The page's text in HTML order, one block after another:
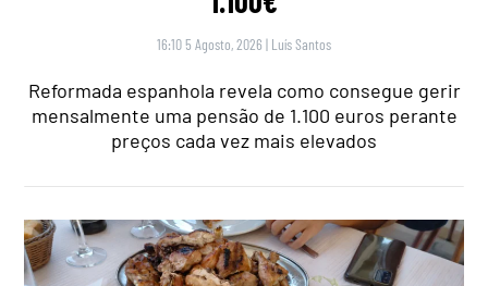
16:10 5 Agosto, 2026 | Luís Santos
Reformada espanhola revela como consegue gerir
mensalmente uma pensão de 1.100 euros perante
preços cada vez mais elevados